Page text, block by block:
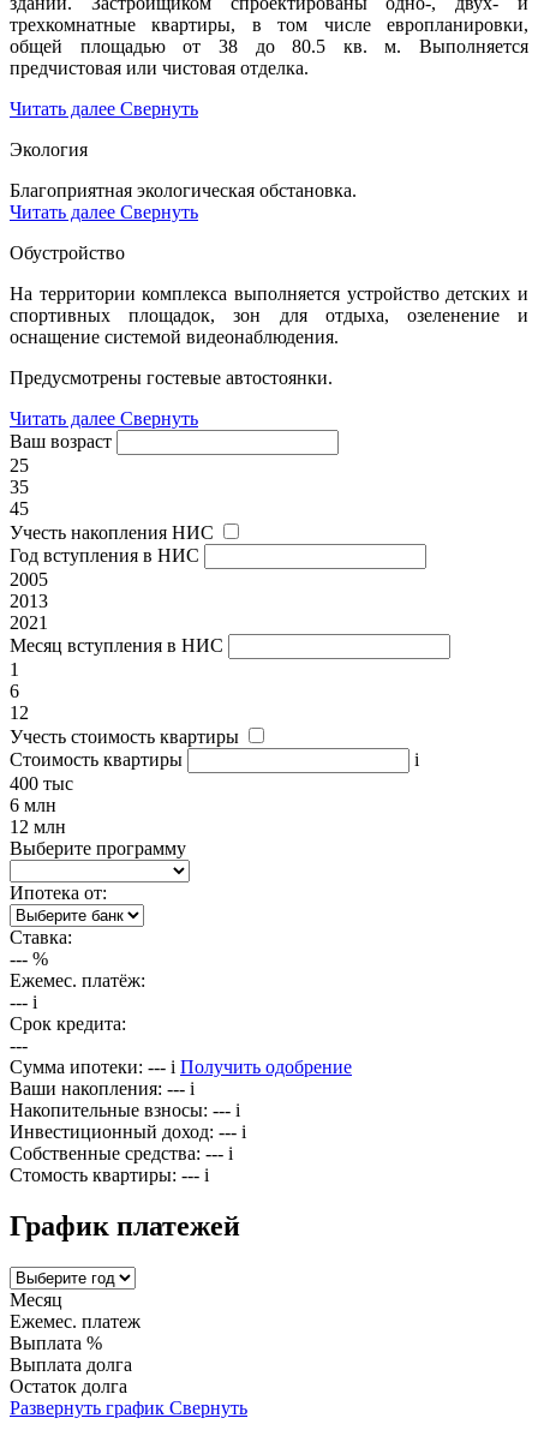
трехкомнатные квартиры, в том числе европланировки,
общей площадью от 38 до 80.5 кв. м. Выполняется
предчистовая или чистовая отделка.
Читать далее Свернуть
Экология
Благоприятная экологическая обстановка.
Читать далее Свернуть
Обустройство
На территории комплекса выполняется устройство детских и
спортивных площадок, зон для отдыха, озеленение и
оснащение системой видеонаблюдения.
Предусмотрены гостевые автостоянки.
Читать далее Свернуть
Ваш возраст
25
35
45
Учесть накопления НИС
Год вступления в НИС
2005
2013
2021
Месяц вступления в НИС
1
6
12
Учесть стоимость квартиры
Стоимость квартиры
i
400 тыс
6 млн
12 млн
Выберите программу
Ипотека от:
Ставка:
--- %
Ежемес. платёж:
--- i
Срок кредита:
---
Сумма ипотеки: --- i Получить одобрение
Ваши накопления: --- i
Накопительные взносы: --- i
Инвестиционный доход: --- i
Собственные средства: --- i
Стомость квартиры: --- i
График платежей
Месяц
Ежемес. платеж
Выплата %
Выплата долга
Остаток долга
Развернуть график Свернуть